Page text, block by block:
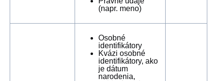
(napr. meno)
Osobné
identifikátory
Kvázi osobné
identifikátory, ako
je dátum
narodenia,